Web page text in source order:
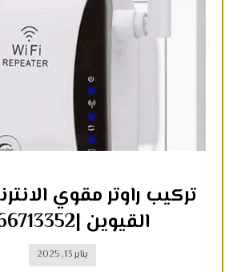
تركيب راوتر مقوي
القيوين |0566713352
يناير 13, 2025